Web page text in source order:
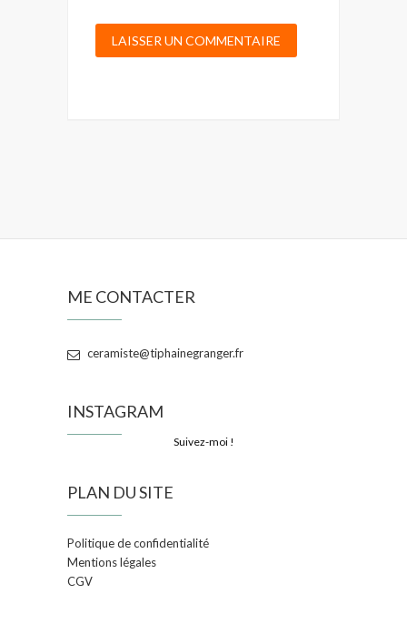
ME CONTACTER
ceramiste@tiphainegranger.fr
INSTAGRAM
Suivez-moi !
PLAN DU SITE
Politique de confidentialité
Mentions légales
CGV